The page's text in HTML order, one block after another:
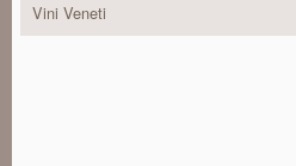
Vini Veneti